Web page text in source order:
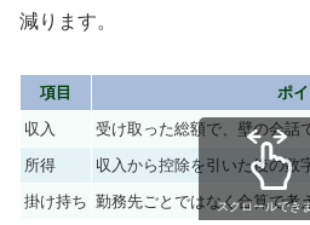
減ります。
項目
ポ
収入
受け取った総額で、壁の会話
所得
収入から控除を引いた後の数
掛け持ち 勤務先ごとではなく合算で考
スクロールでき